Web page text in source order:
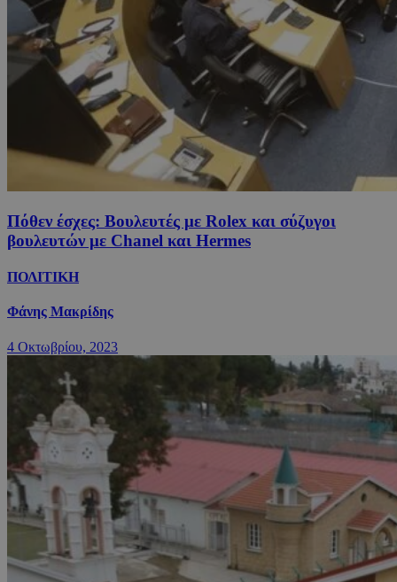
Πόθεν έσχες: Βουλευτές με Rolex και σύζυγοι
βουλευτών με Chanel και Hermes
ΠΟΛΙΤΙΚΗ
Φάνης Μακρίδης
4 Οκτωβρίου, 2023